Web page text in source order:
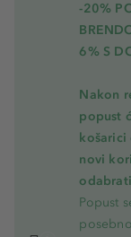
-20%
6% S
Nakon
popust
košarici
novi
Popust